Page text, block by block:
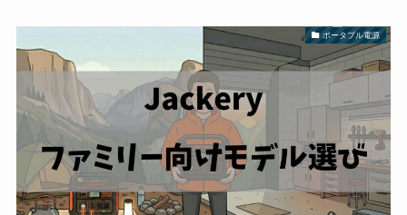
ポータブル電源